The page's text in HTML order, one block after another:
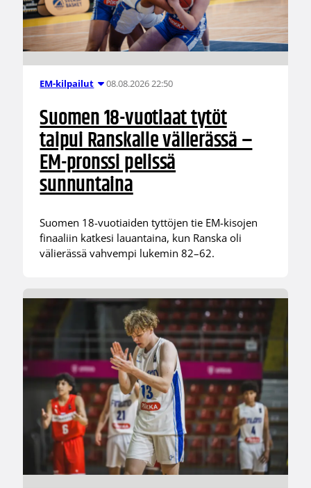
EM-kilpailut 08.08.2026 22:50
Suomen 18-vuotiaat tytöt
taipui Ranskalle välierässä –
EM-pronssi pelissä
sunnuntaina
Suomen 18-vuotiaiden tyttöjen tie EM-kisojen
finaaliin katkesi lauantaina, kun Ranska oli
välierässä vahvempi lukemin 82–62.